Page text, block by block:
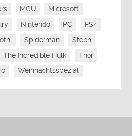
MCU
Microsoft
Nintendo PC
PS4
Spiderman
Steph
The Incredible Hulk
Thor
Weihnachtsspezial